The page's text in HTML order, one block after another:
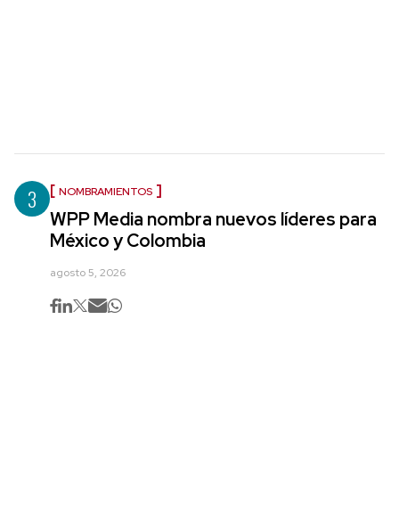
3 NOMBRAMIENTOS
WPP Media nombra nuevos líderes para
México y Colombia
agosto 5, 2026